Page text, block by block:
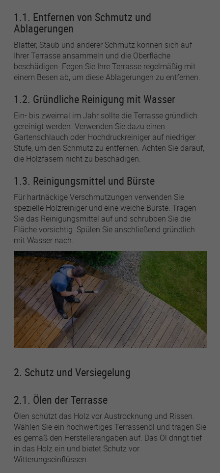
Name lastExternalReferrer
Anbieter Meta Platforms
Laufzeit 1 Jahr
Zweck
registering their last URL-address.
Name topicsLastReferenceTime
Anbieter Meta Platforms
Zweck
Used by Meta Pixel to remember the last time
it checked browser topics for personalized
advertising.
1.1. Entfernen von Schmutz und
Ablagerungen
Blätter, Staub und anderer Schmutz können sich auf
Ihrer Terrasse ansammeln und die Oberfläche
beschädigen. Fegen Sie Ihre Terrasse regelmäßig mit
einem Besen ab, um diese Ablagerungen zu entfernen.
1.2. Gründliche Reinigung mit Wasser
Ein- bis zweimal im Jahr sollte die Terrasse gründlich
gereinigt werden. Verwenden Sie dazu einen
Gartenschlauch oder Hochdruckreiniger auf niedriger
Stufe, um den Schmutz zu entfernen. Achten Sie darauf,
die Holzfasern nicht zu beschädigen.
1.3. Reinigungsmittel und Bürste
Für hartnäckige Verschmutzungen verwenden Sie
spezielle Holzreiniger und eine weiche Bürste. Tragen
Sie das Reinigungsmittel auf und schrubben Sie die
Fläche vorsichtig. Spülen Sie anschließend gründlich
mit Wasser nach.
2. Schutz und Versiegelung
2.1. Ölen der Terrasse
Ölen schützt das Holz vor Austrocknung und Rissen.
Wählen Sie ein hochwertiges Terrassenöl und tragen Sie
es gemäß den Herstellerangaben auf. Das Öl dringt tief
in das Holz ein und bietet Schutz vor
Witterungseinflüssen.